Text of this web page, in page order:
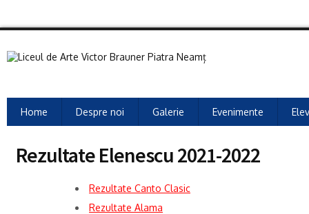
Home Despre noi Galerie Evenimente
Rezultate Elenescu 2021-2022
Rezultate Canto Clasic
Rezultate Alama